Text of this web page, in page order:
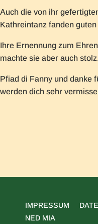
Auch die von ihr
Kathreintanz fanden guten
Ihre Ernennung zum
machte sie aber auch stolz.
Pfiad di Fanny und danke
werden dich sehr
IMPRESSUM
NED MIA